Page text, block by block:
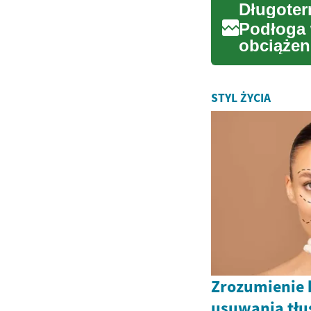
Od
STYL ŻYCIA
Zrozumienie